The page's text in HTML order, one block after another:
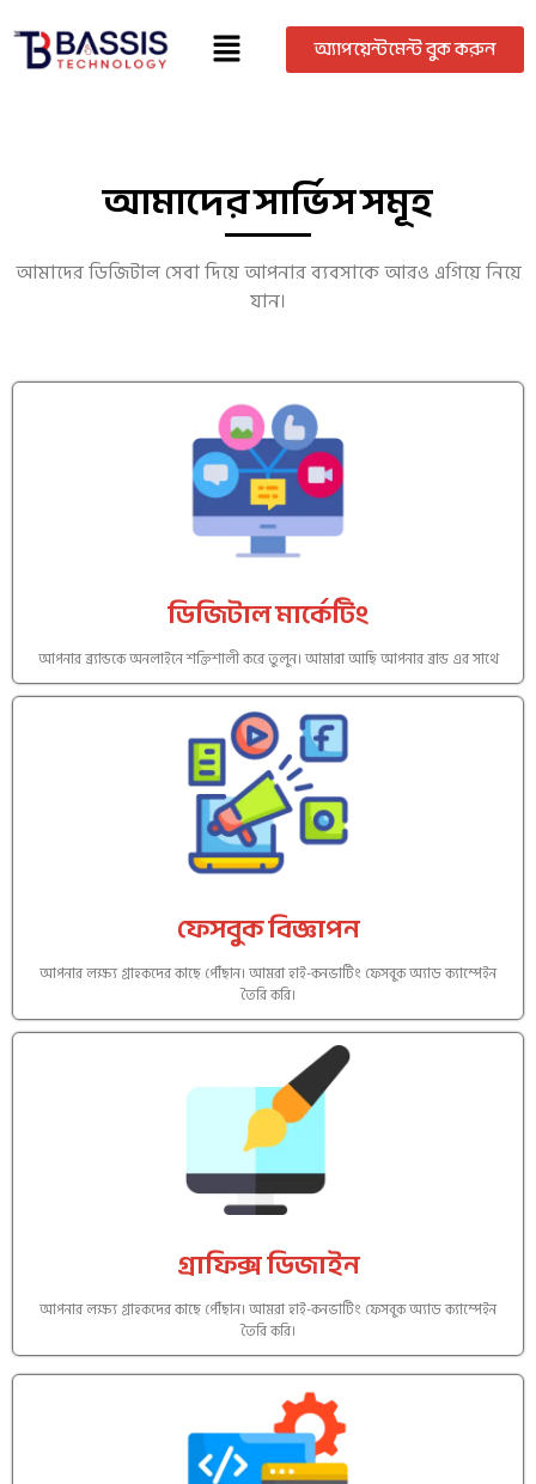
অ্যাপয়েন্টমেন্ট বুক করুন
আমাদের সার্ভিস সমূহ
আমাদের ডিজিটাল সেবা দিয়ে আপনার ব্যবসাকে আরও এগিয়ে নিয়ে
যান।
ডিজিটাল মার্কেটিং
আপনার ব্র্যান্ডকে অনলাইনে শক্তিশালী করে তুলুন। আমারা আছি আপনার ব্রান্ড এর সাথে
ফেসবুক বিজ্ঞাপন
আপনার লক্ষ্য গ্রাহকদের কাছে পৌঁছান। আমরা হাই-কনভার্টিং ফেসবুক অ্যাড ক্যাম্পেইন
তৈরি করি।
গ্রাফিক্স ডিজাইন
আপনার লক্ষ্য গ্রাহকদের কাছে পৌঁছান। আমরা হাই-কনভার্টিং ফেসবুক অ্যাড ক্যাম্পেইন
তৈরি করি।